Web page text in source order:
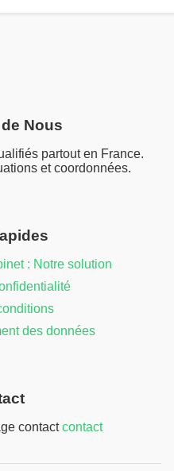
Nous
partout en France.
et coordonnées.
: Notre solution
des données
contactcontact